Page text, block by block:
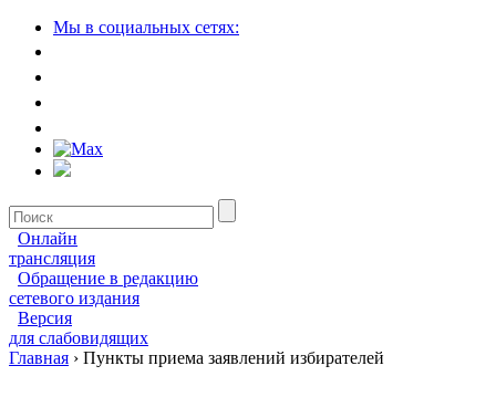
Мы в социальных сетях:
Онлайн
трансляция
Обращение в редакцию
сетевого издания
Версия
для слабовидящих
Главная › Пункты приема заявлений избирателей